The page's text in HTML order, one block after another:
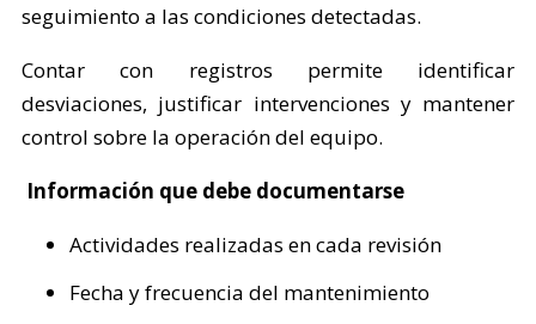
seguimiento a las condiciones detectadas.
Contar con registros permite identificar
desviaciones, justificar intervenciones y mantener
control sobre la operación del equipo.
Información que debe documentarse
Actividades realizadas en cada revisión
Fecha y frecuencia del mantenimiento